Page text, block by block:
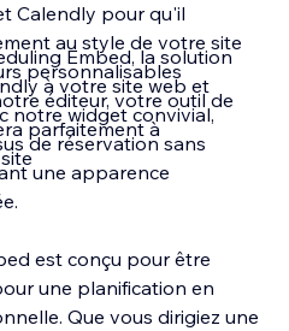
Calendly pour qu'il
au style de votre site
personnalisables
éditeur, votre outil de
parfaitement à
Embed, la solution
à votre site web et
notre widget convivial,
de réservation sans
une apparence
est conçu pour être
une planification en
Que vous dirigiez une